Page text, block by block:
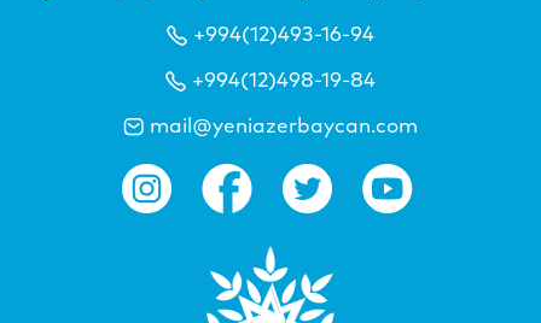
+994(12)493-16-94
+994(12)498-19-84
mail@yeniazerbaycan.com